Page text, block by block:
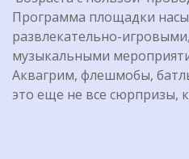
Программа площадки
развлекательно-
музыкальными
Аквагрим, флешмобы,
это еще не все сюрпризы,